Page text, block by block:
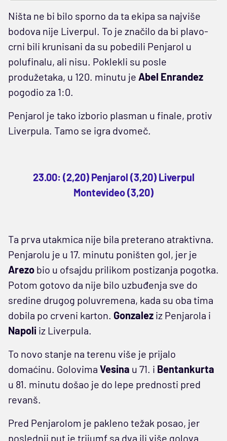
Ništa ne bi bilo sporno da ta ekipa sa najviše
bodova nije Liverpul. To je značilo da bi plavo-
crni bili krunisani da su pobedili Penjarol u
polufinalu, ali nisu. Poklekli su posle
produžetaka, u 120. minutu je Abel Enrandez
pogodio za 1:0.
Penjarol je tako izborio plasman u finale, protiv
Liverpula. Tamo se igra dvomeč.
23.00: (2,20) Penjarol (3,20) Liverpul
Montevideo (3,20)
Ta prva utakmica nije bila preterano atraktivna.
Penjarolu je u 17. minutu poništen gol, jer je
Arezo bio u ofsajdu prilikom postizanja pogotka.
Potom gotovo da nije bilo uzbuđenja sve do
sredine drugog poluvremena, kada su oba tima
dobila po crveni karton. Gonzalez iz Penjarola i
Napoli iz Liverpula.
To novo stanje na terenu više je prijalo
domaćinu. Golovima Vesina u 71. i Bentankurta
u 81. minutu došao je do lepe prednosti pred
revanš.
Pred Penjarolom je pakleno težak posao, jer
poslednji put je trijumf sa dva ili više golova